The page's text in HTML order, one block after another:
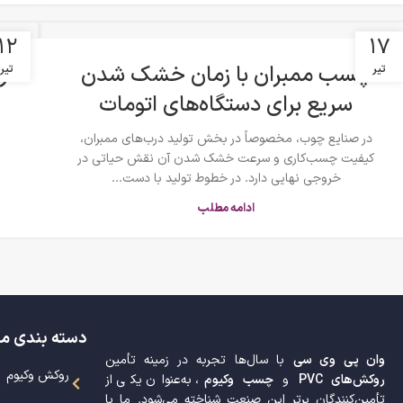
۱۷
تیر چسب ممبران با زمان خشک شدن
سریع برای دستگاه‌های اتومات
در صنایع چوب، مخصوصاً در بخش تولید درب‌های ممبران،
کیفیت چسب‌کاری و سرعت خشک شدن آن نقش حیاتی در
خروجی نهایی دارد. در خطوط تولید با دست...
ادامه مطلب
۱۲
تیر
وان پی وی سی با سال‌ها تجربه در زمینه تأمین
روکش‌های PVC
وچسب وکیوم، به‌عنوان یکی از
دسته بندی
روکش وکیوم